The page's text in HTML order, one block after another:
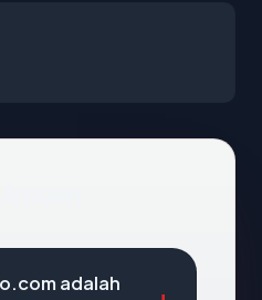
adalah